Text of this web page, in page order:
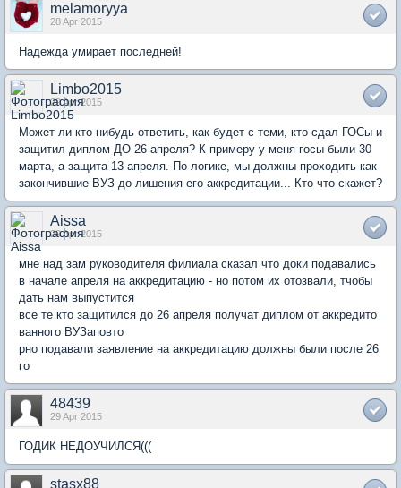
melamoryya
28 Apr 2015
Надежда умирает последней!
Limbo2015
29 Apr 2015
Может ли кто-нибудь ответить, как будет с теми, кто сдал ГОСы и
защитил диплом ДО 26 апреля? К примеру у меня госы были 30
марта, а защита 13 апреля. По логике, мы должны проходить как
закончившие ВУЗ до лишения его аккредитации... Кто что скажет?
Aissa
29 Apr 2015
мне над зам руководителя филиала сказал что доки подавались
в начале апреля на аккредитацию - но потом их отозвали, тчобы
дать нам выпустится
все те кто защитился до 26 апреля получат диплом от аккредито
ванного ВУЗаповто
рно подавали заявление на аккредитацию должны были после 26
го
48439
29 Apr 2015
ГОДИК НЕДОУЧИЛСЯ(((
stasx88